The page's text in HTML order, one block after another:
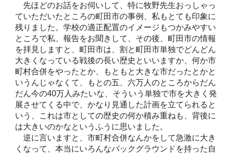
先ほどのお話をお伺いして、特に牧野先生おっしゃっ
ていただいたところの町田市の事例、私もとても印象に
残りました。学校の適正配置のイメージもつかみやすい
ところで私、報告をお聞きして、その後、町田市の情報
を拝見しますと、町田市は、割と町田市単独でどんどん
大きくなっている戦後の長い歴史といいますか、何か市
町村合併をやったとか、もともと大きな市だったとかと
いうんじゃなくて、もとの五、六万人のところからだん
だん今の40万人みたいな、そういう単独で市を大きく発
展させてくる中で、かなり見通した計画を立てられると
いう、これは市としての歴史の何か積み重ねも、背後に
は大きいのかなというふうに思いました。
逆に言いますと、市町村合併なんかをして急激に大き
くなって、本当にいろんなバックグラウンドを持った自